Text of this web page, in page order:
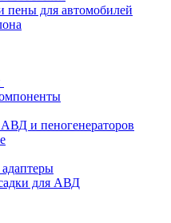
для автомобилей
и пеногенераторов
для АВД